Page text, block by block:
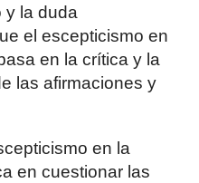
y la duda
el escepticismo en
en la crítica y la
las afirmaciones y
en la
en cuestionar las